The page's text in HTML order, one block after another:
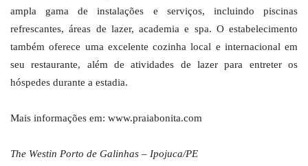
ampla gama de instalações e serviços, incluindo piscinas
refrescantes, áreas de lazer, academia e spa. O estabelecimento
também oferece uma excelente cozinha local e internacional em
seu restaurante, além de atividades de lazer para entreter os
hóspedes durante a estadia.
Mais informações em: www.praiabonita.com
The Westin Porto de Galinhas – Ipojuca/PE